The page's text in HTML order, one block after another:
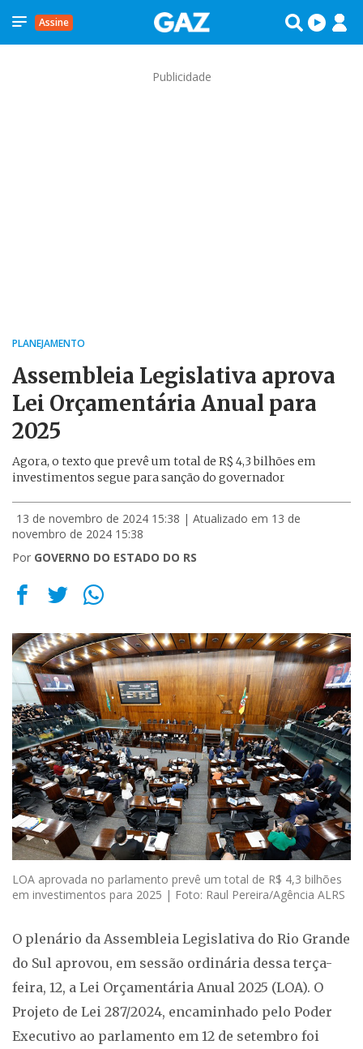
Assine
Publicidade
PLANEJAMENTO
Assembleia Legislativa aprova
Lei Orçamentária Anual para
2025
Agora, o texto que prevê um total de R$ 4,3 bilhões em
investimentos segue para sanção do governador
13 de novembro de 2024 15:38 | Atualizado em 13 de
novembro de 2024 15:38
Por GOVERNO DO ESTADO DO RS
LOA aprovada no parlamento prevê um total de R$ 4,3 bilhões
em investimentos para 2025 | Foto: Raul Pereira/Agência ALRS
O plenário da Assembleia Legislativa do Rio Grande
do Sul aprovou, em sessão ordinária dessa terça-
feira, 12, a Lei Orçamentária Anual 2025 (LOA). O
Projeto de Lei 287/2024, encaminhado pelo Poder
Executivo ao parlamento em 12 de setembro foi